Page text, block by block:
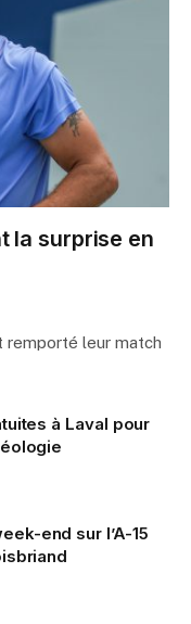
la surprise en
remporté leur match
à Laval pour
end sur l’A-15